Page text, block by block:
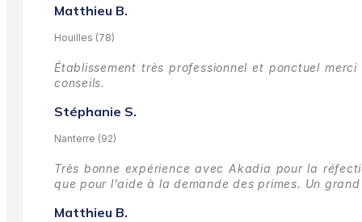
Matthieu B.
Houilles (78)
Établissement très professionnel et ponctuel
conseils.
Stéphanie S.
Nanterre (92)
Très bonne expérience avec Akadia pour la
que pour l'aide à la demande des primes. Un
Matthieu B.